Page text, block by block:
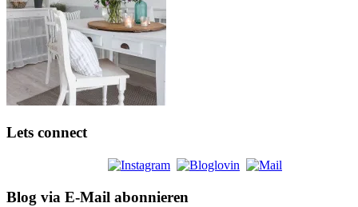
Lets connect
Blog via E-Mail abonnieren